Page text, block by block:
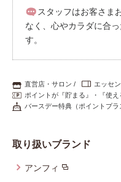
SNSアカウント一覧
プレゼント・キャン
メールニュース登録
お問い合わせ
スタッフはお客さま
なく、心やカラダに合
す。
直営店・サロン
エッセ
ポイントが『貯まる』・『使え
バースデー特典（ポイントプラ
取り扱いブランド
アンフィ